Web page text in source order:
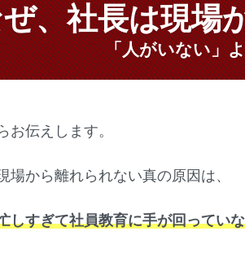
、社長は現場
「人がいない」
お伝えします。
場から離れられない真の原因は、
しすぎて社員教育に手が回ってい